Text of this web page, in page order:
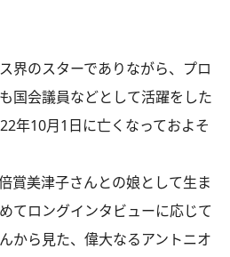
界のスターでありながら、プロ
国会議員などとして活躍をした
年10月1日に亡くなっておよそ
賞美津子さんとの娘として生ま
てロングインタビューに応じて
から見た、偉大なるアントニオ